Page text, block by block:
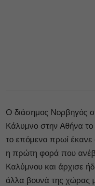
Ο διάσημος Νορβηγός
Κάλυμνο στην Αθήνα το
το επόμενο πρωί
η πρώτη φορά που
Καλύμνου και άρχισε
άλλα βουνά της χώρας